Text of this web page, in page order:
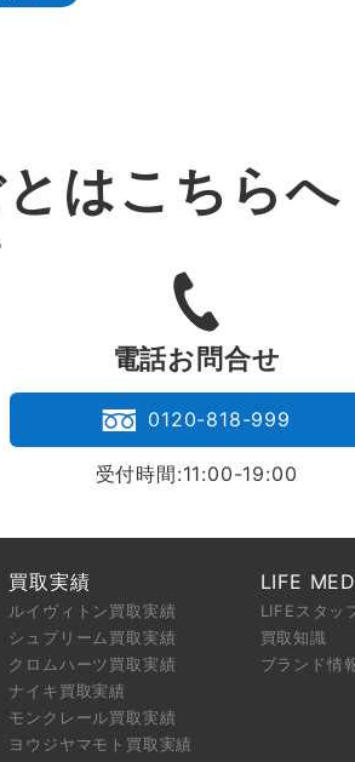
はこちらへ
電話お問合せ
0120-818-999
受付時間:11:00-19:00
買取実績
ルイヴィトン買取実績
シュプリーム買取実績
クロムハーツ買取実績
ナイキ買取実績
モンクレール買取実績
ヨウジヤマモト買取実績
LIFE
LIFEスタッ
買取知識
ブランド情